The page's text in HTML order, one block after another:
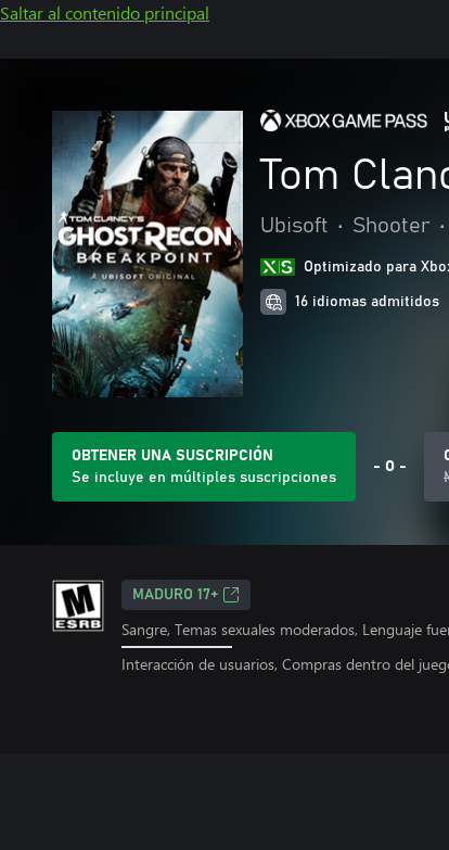
Saltar al contenido principal
Tom
Ubisoft • Shooter •
Optimizado para
16 idiomas admitidos
OBTENER UNA SUSCRIPCIÓN
Se incluye en múltiples suscripciones
- O -
MADURO 17+
Sangre, Temas sexuales moderados, Lenguaje
Interacción de usuarios, Compras dentro del